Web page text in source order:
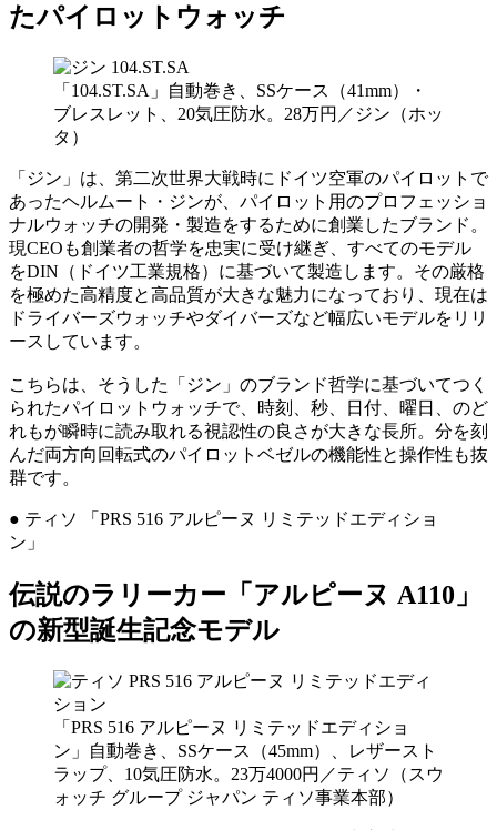
たパイロットウォッチ
「104.ST.SA」自動巻き、SSケース（41mm）・
ブレスレット、20気圧防水。28万円／ジン（ホッ
タ）
「ジン」は、第二次世界大戦時にドイツ空軍のパイロットで
あったヘルムート・ジンが、パイロット用のプロフェッショ
ナルウォッチの開発・製造をするために創業したブランド。
現CEOも創業者の哲学を忠実に受け継ぎ、すべてのモデル
をDIN（ドイツ工業規格）に基づいて製造します。その厳格
を極めた高精度と高品質が大きな魅力になっており、現在は
ドライバーズウォッチやダイバーズなど幅広いモデルをリリ
ースしています。
こちらは、そうした「ジン」のブランド哲学に基づいてつく
られたパイロットウォッチで、時刻、秒、日付、曜日、のど
れもが瞬時に読み取れる視認性の良さが大きな長所。分を刻
んだ両方向回転式のパイロットベゼルの機能性と操作性も抜
群です。
● ティソ 「PRS 516 アルピーヌ リミテッドエディショ
ン」
伝説のラリーカー「アルピーヌ A110」
の新型誕生記念モデル
「PRS 516 アルピーヌ リミテッドエディショ
ン」自動巻き、SSケース（45mm）、レザースト
ラップ、10気圧防水。23万4000円／ティソ（スウ
ォッチ グループ ジャパン ティソ事業本部）